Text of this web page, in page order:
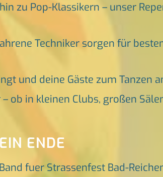
zu Pop-Klassikern – unser
Techniker sorgen für
und deine Gäste zum Tanzen
ob in kleinen Clubs, großen
ENDE
fuer Strassenfest Bad-